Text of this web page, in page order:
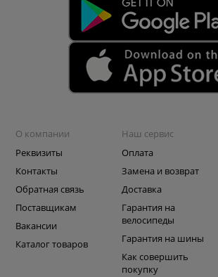
О компании
Реквизиты
Контакты
Обратная связь
Поставщикам
Вакансии
Каталог товаров
Наш сервис
Оплата
Замена и возврат
Доставка
Гарантия на
велосипеды
Гарантия на шины
Как совершить
покупку